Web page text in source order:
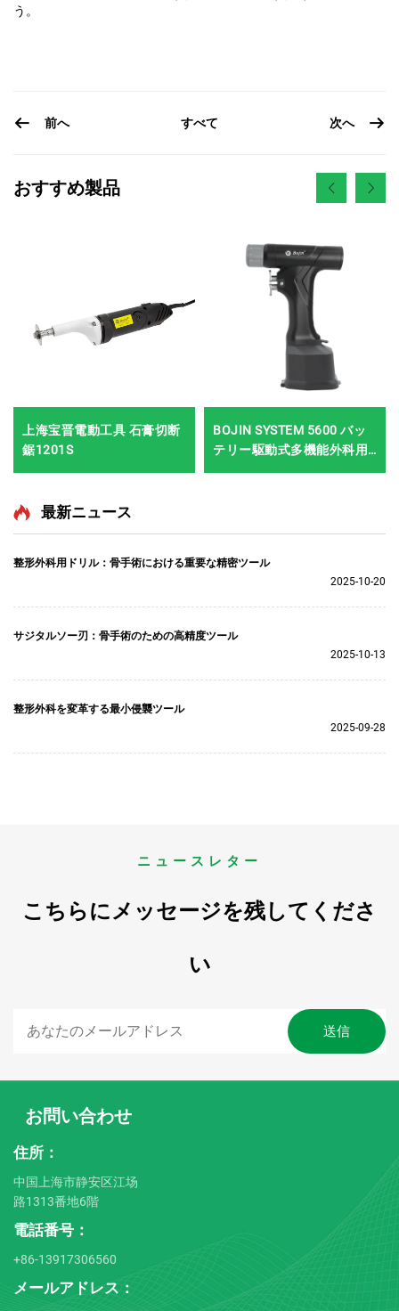
う。
前へ すべて 次へ
おすすめ製品
上海宝晋電動工具 石膏切断
鋸1201S
BOJIN SYSTEM 5600 バッ
テリー駆動式多機能外科用
最新ニュース
整形外科用ドリル：骨手術における重要な精密ツール
2025-10-20
サジタルソー刃：骨手術のための高精度ツール
2025-10-13
整形外科を変革する最小侵襲ツール
2025-09-28
ニュースレター
こちらにメッセージを残してくださ
い
お問い合わせ
住所：
中国上海市静安区江场
路1313番地6階
電話番号：
+86-13917306560
メールアドレス：